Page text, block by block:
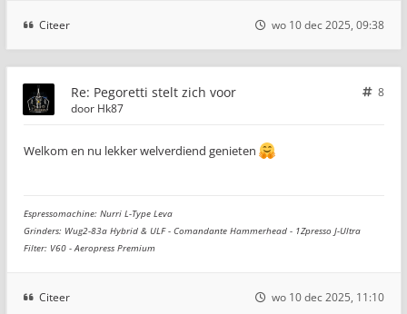
Citeer wo 10 dec 2025, 09:38
Re: Pegoretti stelt zich voor
8
door Hk87
Welkom en nu lekker welverdiend genieten
Espressomachine: Nurri L-Type Leva
Grinders: Wug2-83a Hybrid & ULF - Comandante Hammerhead - 1Zpresso J-Ultra
Filter: V60 - Aeropress Premium
Citeer wo 10 dec 2025, 11:10